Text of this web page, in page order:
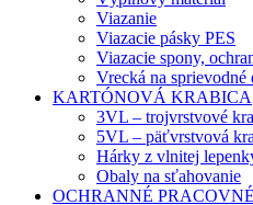
Viazanie
Viazacie pásky PES
Viazacie spony,
Vrecká na sprievodné
KARTÓNOVÁ KRABICA
3VL – trojvrstvové
5VL – päťvrstvová
Hárky z vlnitej
Obaly na sťahovanie
OCHRANNÉ